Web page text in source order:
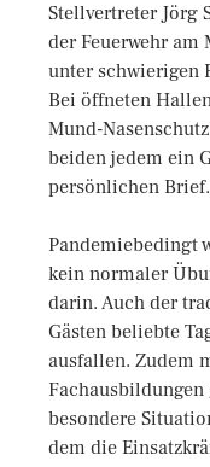
Stellvertreter Jörg
der Feuerwehr am
unter schwierigen
Bei öffneten
Mund-
beiden jedem ein
persönlichen Brief.
Pandemiebedingt
kein normaler
darin. Auch der
Gästen beliebte
ausfallen. Zudem
besondere
dem die